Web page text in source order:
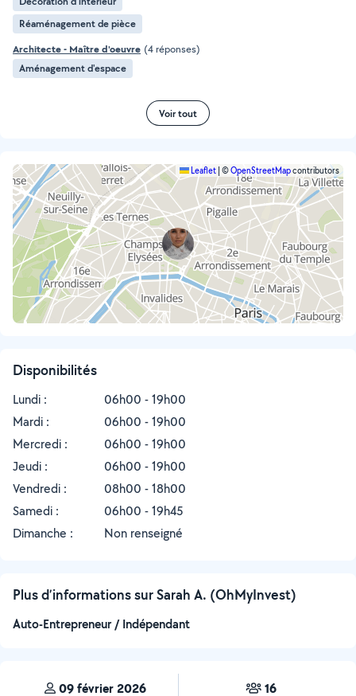
Réaménagement de pièce
Architecte - Maître d'oeuvre (4 réponses)
Aménagement d'espace
Voir tout
Leaflet ©OpenStreetMapcontributors
Disponibilités
Lundi :
06h00 - 19h00
Mardi :
06h00 - 19h00
Mercredi :
06h00 - 19h00
Jeudi :
06h00 - 19h00
Vendredi :
08h00 - 18h00
Samedi :
06h00 - 19h45
Dimanche :
Non renseigné
Plus d’informations sur Sarah A. (OhMyInvest)
Auto-Entrepreneur / Indépendant
09 février 2026 16